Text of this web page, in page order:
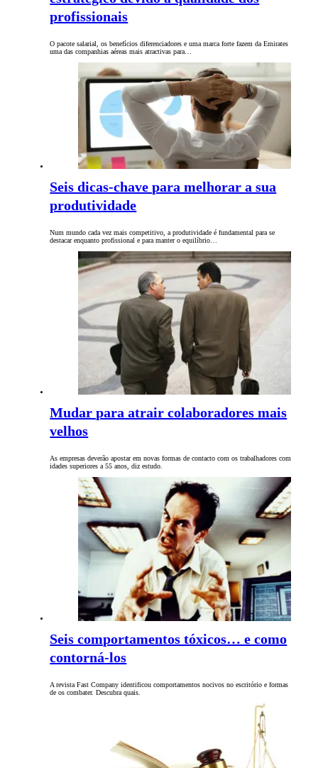
profissionais
O pacote salarial, os benefícios diferenciadores e uma marca forte fazem da Emirates
uma das companhias aéreas mais atractivas para…
Seis dicas-chave para melhorar a sua
produtividade
Num mundo cada vez mais competitivo, a produtividade é fundamental para se
destacar enquanto profissional e para manter o equilíbrio…
Mudar para atrair colaboradores mais
velhos
As empresas deverão apostar em novas formas de contacto com os trabalhadores com
idades superiores a 55 anos, diz estudo.
Seis comportamentos tóxicos… e como
contorná-los
A revista Fast Company identificou comportamentos nocivos no escritório e formas
de os combater. Descubra quais.